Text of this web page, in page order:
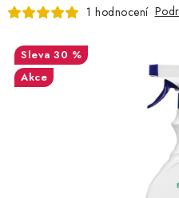
EKO DROGERIE A KOSMETIKA
1 hodnocení
30 %
Akce